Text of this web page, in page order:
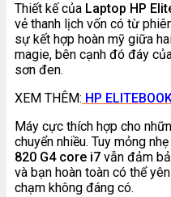
Thiết kế của Laptop HP
vẻ thanh lịch vốn có từ
sự kết hợp hoàn mỹ giữa
magie, bên cạnh đó đáy
sơn đen.
XEM THÊM: HP
Máy cực thích hợp cho
chuyển nhiều. Tuy mỏng
820 G4 core i7 vẫn đảm
và bạn hoàn toàn có thể
chạm không đáng có.